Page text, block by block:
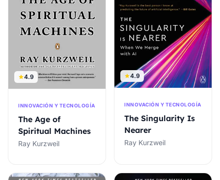
4.9
INNOVACIÓN Y TECNOLOGÍA
The Age of
Spiritual Machines
Ray Kurzweil
4.9
INNOVACIÓN Y TECNOLOGÍA
The Singularity Is
Nearer
Ray Kurzweil